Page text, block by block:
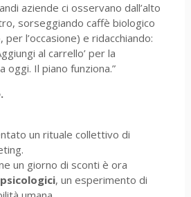
aziende ci osservano dall’alto
sorseggiando caffè biologico
per l’occasione) e ridacchiando:
al carrello’ per la
Il piano funziona.”
un rituale collettivo di
un giorno di sconti è ora
, un esperimento di